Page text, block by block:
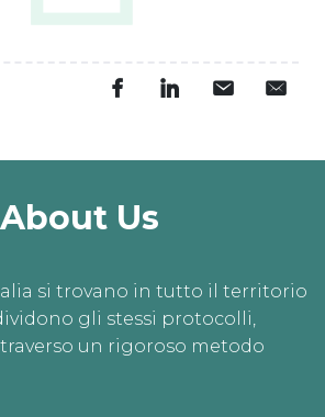
About Us
si trovano in tutto il territorio
gli stessi protocolli,
un rigoroso metodo